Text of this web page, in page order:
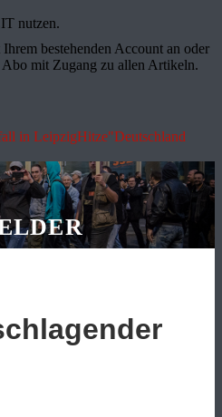
nutzen.
bestehenden Account an oder
Abo mit Zugang zu allen Artikeln.
in LeipzigHitze"Deutschland